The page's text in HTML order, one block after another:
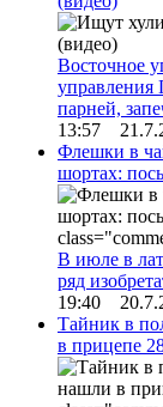
Восточное
управления
парней,
13:57
Флешки в
шортах:
В июле в
ряд
19:40
Тайник в
в прицепе